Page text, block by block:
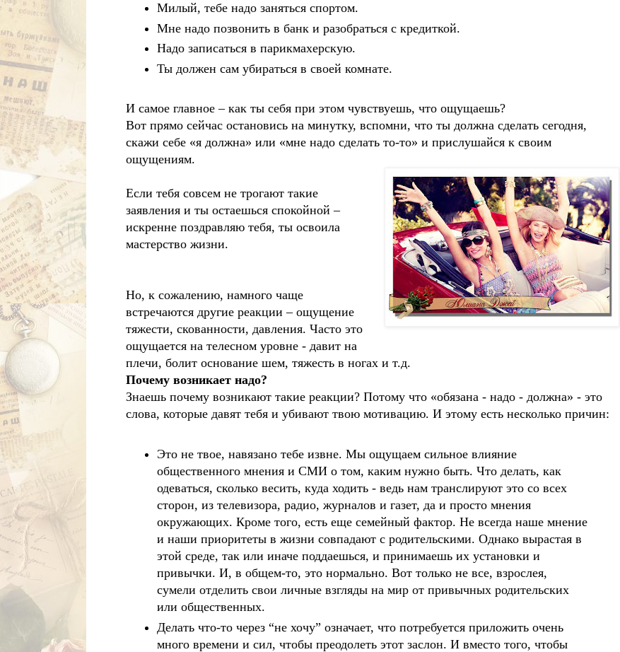
Милый, тебе надо заняться спортом.
Мне надо позвонить в банк и разобраться с кредиткой.
Надо записаться в парикмахерскую.
Ты должен сам убираться в своей комнате.
И самое главное – как ты себя при этом чувствуешь, что ощущаешь?
Вот прямо сейчас остановись на минутку, вспомни, что ты должна сделать сегодня,
скажи себе «я должна» или «мне надо сделать то-то» и прислушайся к своим
ощущениям.
Если тебя совсем не трогают такие
заявления и ты остаешься спокойной –
искренне поздравляю тебя, ты освоила
мастерство жизни.
Но, к сожалению, намного чаще
встречаются другие реакции – ощущение
тяжести, скованности, давления. Часто это
ощущается на телесном уровне - давит на
плечи, болит основание шем, тяжесть в ногах и т.д.
Почему возникает надо?
Знаешь почему возникают такие реакции? Потому что «обязана - надо - должна» - это
слова, которые давят тебя и убивают твою мотивацию. И этому есть несколько причин:
Это не твое, навязано тебе извне. Мы ощущаем сильное влияние
общественного мнения и СМИ о том, каким нужно быть. Что делать, как
одеваться, сколько весить, куда ходить - ведь нам транслируют это со всех
сторон, из телевизора, радио, журналов и газет, да и просто мнения
окружающих. Кроме того, есть еще семейный фактор. Не всегда наше мнение
и наши приоритеты в жизни совпадают с родительскими. Однако вырастая в
этой среде, так или иначе поддаешься, и принимаешь их установки и
привычки. И, в общем-то, это нормально. Вот только не все, взрослея,
сумели отделить свои личные взгляды на мир от привычных родительских
или общественных.
Делать что-то через “не хочу” означает, что потребуется приложить очень
много времени и сил, чтобы преодолеть этот заслон. И вместо того, чтобы